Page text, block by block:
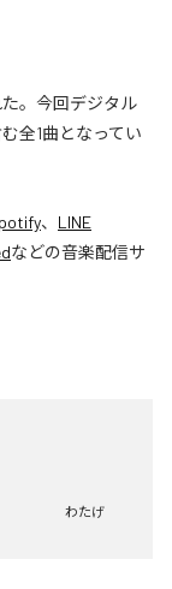
た。今回デジタル
む全1曲となってい
、 LINE
などの音楽配信サ
わたげ